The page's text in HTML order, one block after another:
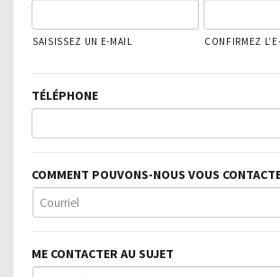
SAISISSEZ UN E-MAIL CONFIRMEZ
TÉLÉPHONE
COMMENT POUVONS-NOUS VOUS
ME CONTACTER AU SUJET